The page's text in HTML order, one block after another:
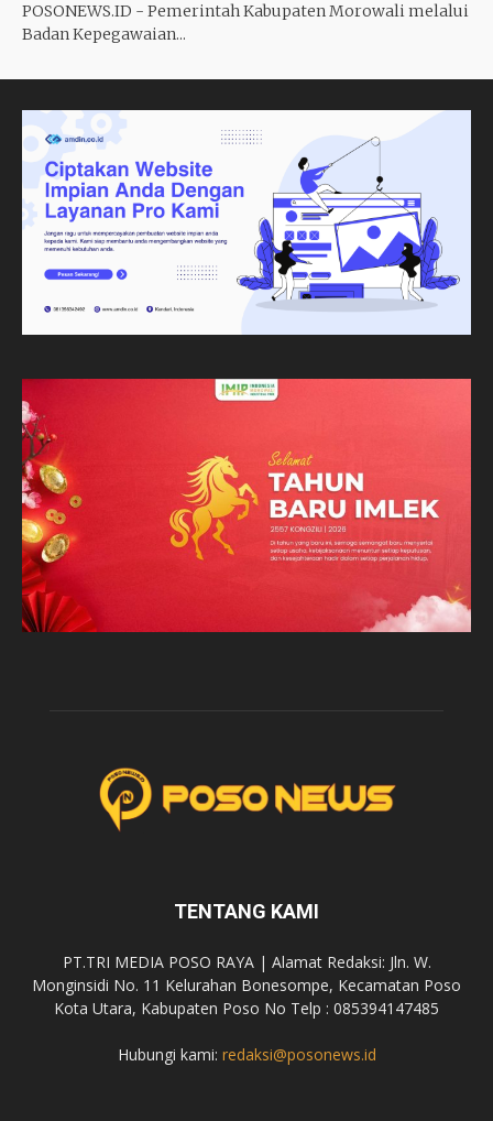
POSONEWS.ID - Pemerintah Kabupaten Morowali melalui
Badan Kepegawaian...
TENTANG KAMI
PT.TRI MEDIA POSO RAYA | Alamat Redaksi: Jln. W.
Monginsidi No. 11 Kelurahan Bonesompe, Kecamatan Poso
Kota Utara, Kabupaten Poso No Telp : 085394147485
Hubungi kami: redaksi@posonews.id